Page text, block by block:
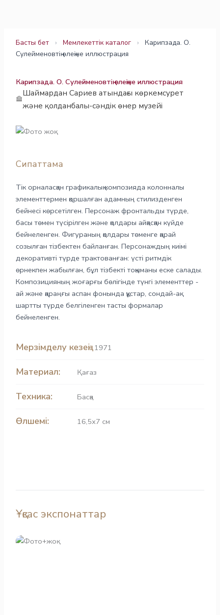
Басты бет › Мемлекеттік каталог ›
Карипзада. О.
Сулейменовтің өлеңіне иллюстрация
Карипзада. О. Сулейменовтің өлеңіне иллюстрация
Шаймардан Сариев атындағы көркемсурет
және қолданбалы-сәндік өнер музейі
Сипаттама
Тік орналасқан графикалық композияда колонналы
элементтермен қоршалған адамның стилизденген
бейнесі көрсетілген. Персонаж фронтальды түрде,
басы төмен түсірілген және қолдары айқасқан күйде
бейнеленген. Фигураның қолдары төменге қарай
созылған тізбектен байланған. Персонаждың киімі
декоративті түрде трактованған: үсті ритмдік
өрнекпен жабылған, бұл тізбекті тоқыманы еске салады.
Композицияның жоғарғы бөлігінде түнгі элементтер -
ай және қараңғы аспан фонында құстар, сондай-ақ
шартты түрде белгіленген тасты формалар
бейнеленген.
Мерзімделу кезеңі: 1971
Материал: Қағаз
Техника: Басқа
Өлшемі: 16,5х7 см
Ұқсас экспонаттар